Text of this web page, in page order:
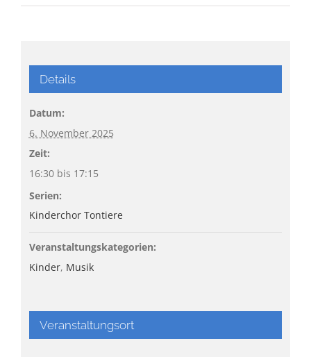
Details
Datum:
6. November 2025
Zeit:
16:30 bis 17:15
Serien:
Kinderchor Tontiere
Veranstaltungskategorien:
Kinder, Musik
Veranstaltungsort